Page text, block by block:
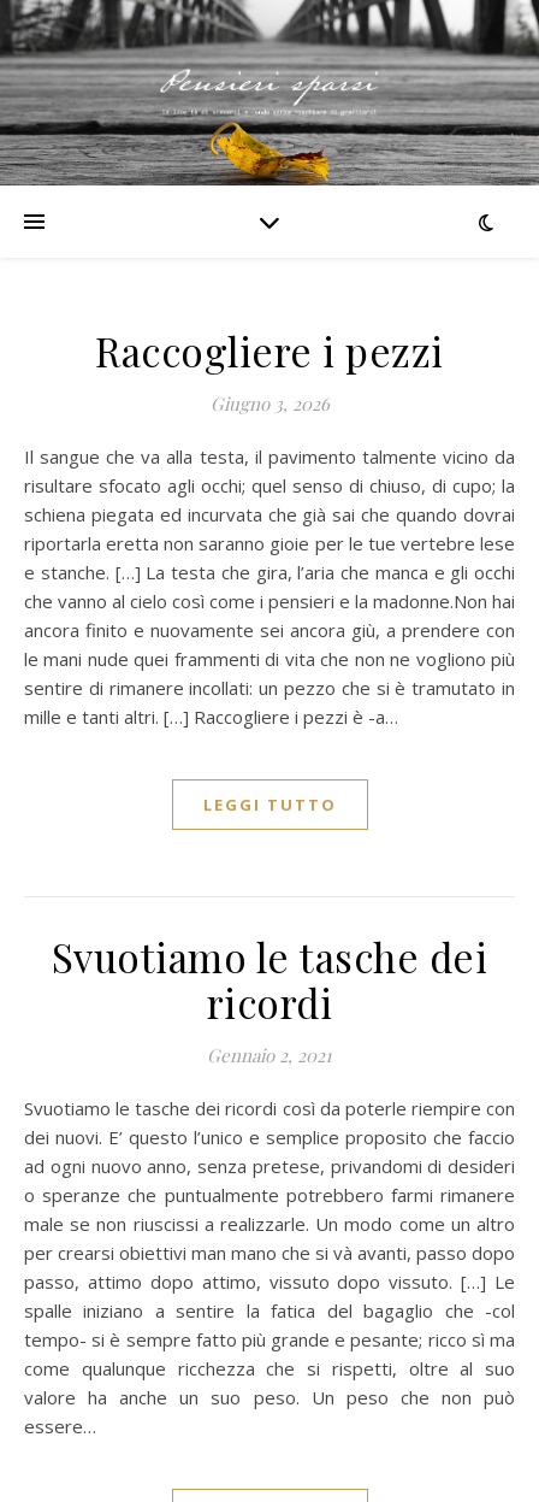
Raccogliere i pezzi
Giugno 3, 2026
Il sangue che va alla testa, il pavimento talmente vicino da
risultare sfocato agli occhi; quel senso di chiuso, di cupo; la
schiena piegata ed incurvata che già sai che quando dovrai
riportarla eretta non saranno gioie per le tue vertebre lese
e stanche. […] La testa che gira, l’aria che manca e gli occhi
che vanno al cielo così come i pensieri e la madonne.Non hai
ancora finito e nuovamente sei ancora giù, a prendere con
le mani nude quei frammenti di vita che non ne vogliono più
sentire di rimanere incollati: un pezzo che si è tramutato in
mille e tanti altri. […] Raccogliere i pezzi è -a…
LEGGI TUTTO
Svuotiamo le tasche dei
ricordi
Gennaio 2, 2021
Svuotiamo le tasche dei ricordi così da poterle riempire con
dei nuovi. E’ questo l’unico e semplice proposito che faccio
ad ogni nuovo anno, senza pretese, privandomi di desideri
o speranze che puntualmente potrebbero farmi rimanere
male se non riuscissi a realizzarle. Un modo come un altro
per crearsi obiettivi man mano che si và avanti, passo dopo
passo, attimo dopo attimo, vissuto dopo vissuto. […] Le
spalle iniziano a sentire la fatica del bagaglio che -col
tempo- si è sempre fatto più grande e pesante; ricco sì ma
come qualunque ricchezza che si rispetti, oltre al suo
valore ha anche un suo peso. Un peso che non può
essere…